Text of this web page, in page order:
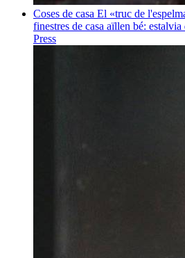
Coses de casa El «truc de
finestres de casa aïllen bé:
Press